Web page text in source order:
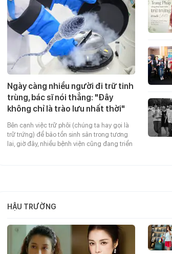
Ngày càng nhiều người đi trữ tinh
trùng, bác sĩ nói thẳng: "Đây
không chỉ là trào lưu nhất thời"
Bên cạnh việc trữ phôi (chúng ta hay gọi là
trữ trứng) để bảo tồn sinh sản trong tương
lai, giờ đây, nhiều bệnh viện cũng đang triển
HẬU TRƯỜNG